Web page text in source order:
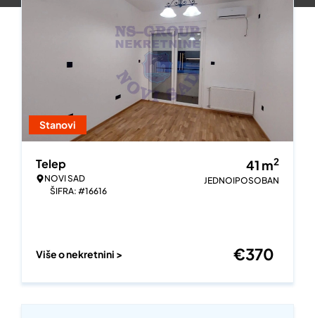
Stanovi
Telep
NOVI SAD
ŠIFRA: #16616
41 m2
JEDNOIPOSOBAN
Više o nekretnini > €370